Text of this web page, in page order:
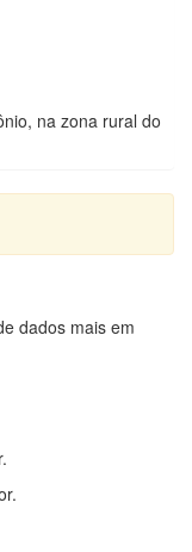
na zona rural do
dados mais em